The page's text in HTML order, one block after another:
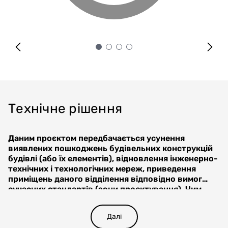
Технічне рішення
Даним проєктом передбачається усунення
виявлених пошкоджень будівельних конструкцій
будівлі (або їх елементів), відновлення інженерно-
технічних і технологічних мереж, приведення
приміщень даного відділення відповідно вимог
сучасних стандартів (зони проєктування). Чим
всього медичного закладу та шляхом
реконструкції створити сучасний хірургічний
перепланування деяких приміщень шляхом
Далі